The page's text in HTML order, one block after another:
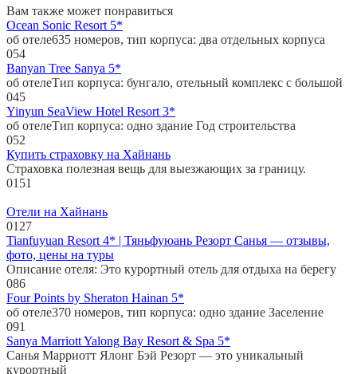
Вам также может понравиться
Ocean Sonic Resort 5*
об отеле635 номеров, тип корпуса: два отдельных корпуса
054
Banyan Tree Sanya 5*
об отелеТип корпуса: бунгало, отельный комплекс с большой
045
Yinyun SeaView Hotel Resort 3*
об отелеТип корпуса: одно здание Год строительства
052
Купить страховку на Хайнань
Страховка полезная вещь для выезжающих за границу.
0151
Отели на Хайнань
0127
Tianfuyuan Resort 4* | Тяньфуюань Резорт Санья — отзывы,
фото, цены на туры
Описание отеля: Это курортный отель для отдыха на берегу
086
Four Points by Sheraton Hainan 5*
об отеле370 номеров, тип корпуса: одно здание Заселение
091
Sanya Marriott Yalong Bay Resort & Spa 5*
Санья Марриотт Ялонг Бэй Резорт — это уникальный
курортный